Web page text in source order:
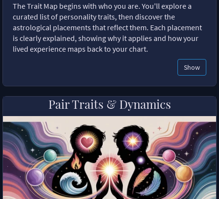
The Trait Map begins with who you are. You'll explore a
curated list of personality traits, then discover the
astrological placements that reflect them. Each placement
is clearly explained, showing why it applies and how your
lived experience maps back to your chart.
Show
Pair Traits & Dynamics